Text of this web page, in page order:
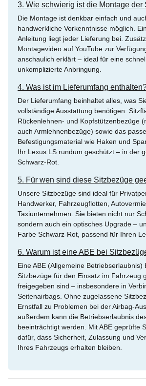
3. Wie schwierig ist die Montage der
Die Montage ist denkbar einfach und
handwerkliche Vorkenntnisse möglich.
Anleitung liegt jeder Lieferung bei.
Montagevideo auf YouTube zur
anschaulich erklärt – ideal für eine
unkomplizierte Anbringung.
4. Was ist im Lieferumfang
Der Lieferumfang beinhaltet alles, was
vollständige Ausstattung benötigen:
Rückenlehnen- und Kopfstützenbezüge
auch Armlehnenbezüge) sowie das
Befestigungsmaterial wie Haken und
Ihr Lexus LS rundum geschützt – in der
Schwarz-Rot.
5. Für wen sind diese Sitzbezüge
Unsere Sitzbezüge sind ideal für
Handwerker, Fahrzeugflotten,
Taxiunternehmen. Sie bieten nicht nur
sondern auch ein optisches Upgrade –
Farbe Schwarz-Rot, passend für Ihren
6. Warum ist eine ABE bei
Eine ABE (Allgemeine Betriebserlaubnis)
Sitzbezüge für den Einsatz im Fahrzeug
freigegeben sind – insbesondere in
Seitenairbags. Ohne zugelassene
Ernstfall zu Problemen bei der Airbag-
außerdem kann die Betriebserlaubnis
beeinträchtigt werden. Mit ABE geprüfte
dafür, dass Sicherheit, Zulassung und
Ihres Fahrzeugs erhalten bleiben.